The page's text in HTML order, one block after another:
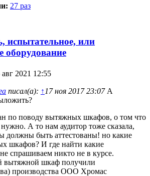
27 раз
испытательное, или
оборудование
авг 2021 12:55
писал(а): ↑ 17 ноя 2017 23:07А
по поводу вытяжных шкафов, о том что
А то нам аудитор тоже сказала,
должны быть аттестованы! но какие
шкафов? И где найти какие
спрашиваем никто не в курсе.
вытяжной шкаф получили
производства ООО Хромас